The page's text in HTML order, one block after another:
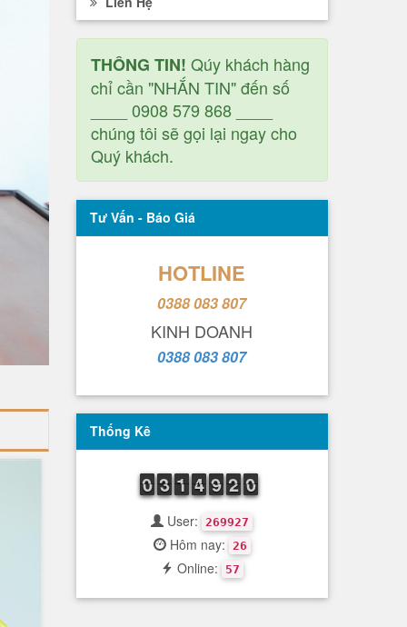
THÔNG TIN! Qúy khách hàng
chỉ cần "NHẮN TIN" đến số
____ 0908 579 868 ____
chúng tôi sẽ gọi lại ngay cho
Quý khách.
Tư Vấn - Báo Giá
HOTLINE
0388 083 807
KINH DOANH
0388 083 807
Thống Kê
9
0
0 2
3
3 1
1
1 3
4
4 8
9
9 1
2
2 9
0
0
User: 269927
Hôm nay: 26
Online: 57